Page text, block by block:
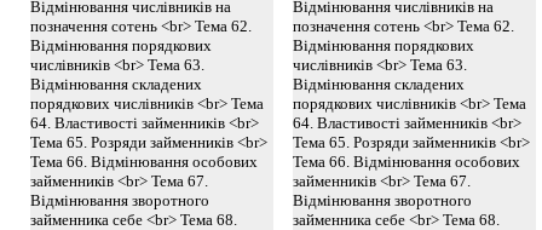
Відмінювання числівників на
позначення сотень <br> Тема 62.
Відмінювання порядкових
числівників <br> Тема 63.
Відмінювання складених
порядкових числівників <br> Тема
64. Властивості займенників <br>
Тема 65. Розряди займенників <br>
Тема 66. Відмінювання особових
займенників <br> Тема 67.
Відмінювання зворотного
займенника себе <br> Тема 68.
Відмінювання числівників на
позначення сотень <br> Тема 62.
Відмінювання порядкових
числівників <br> Тема 63.
Відмінювання складених
порядкових числівників <br> Тема
64. Властивості займенників <br>
Тема 65. Розряди займенників <br>
Тема 66. Відмінювання особових
займенників <br> Тема 67.
Відмінювання зворотного
займенника себе <br> Тема 68.